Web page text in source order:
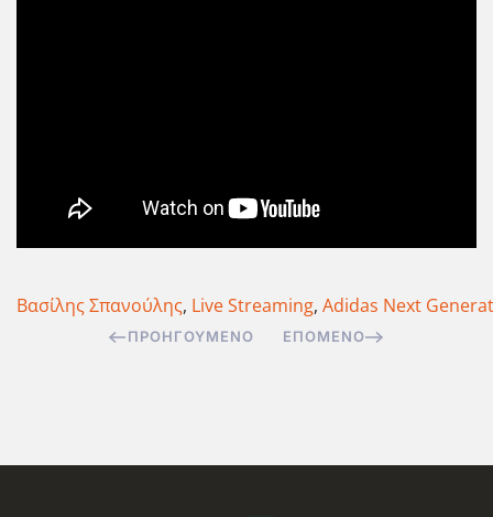
Βασίλης Σπανούλης, Live Streaming, Adidas Next
ΠΡΟΗΓΟΎΜΕΝΟ ΕΠΌΜΕΝΟ